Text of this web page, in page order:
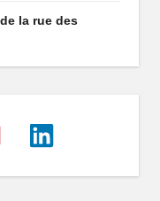
la rue des